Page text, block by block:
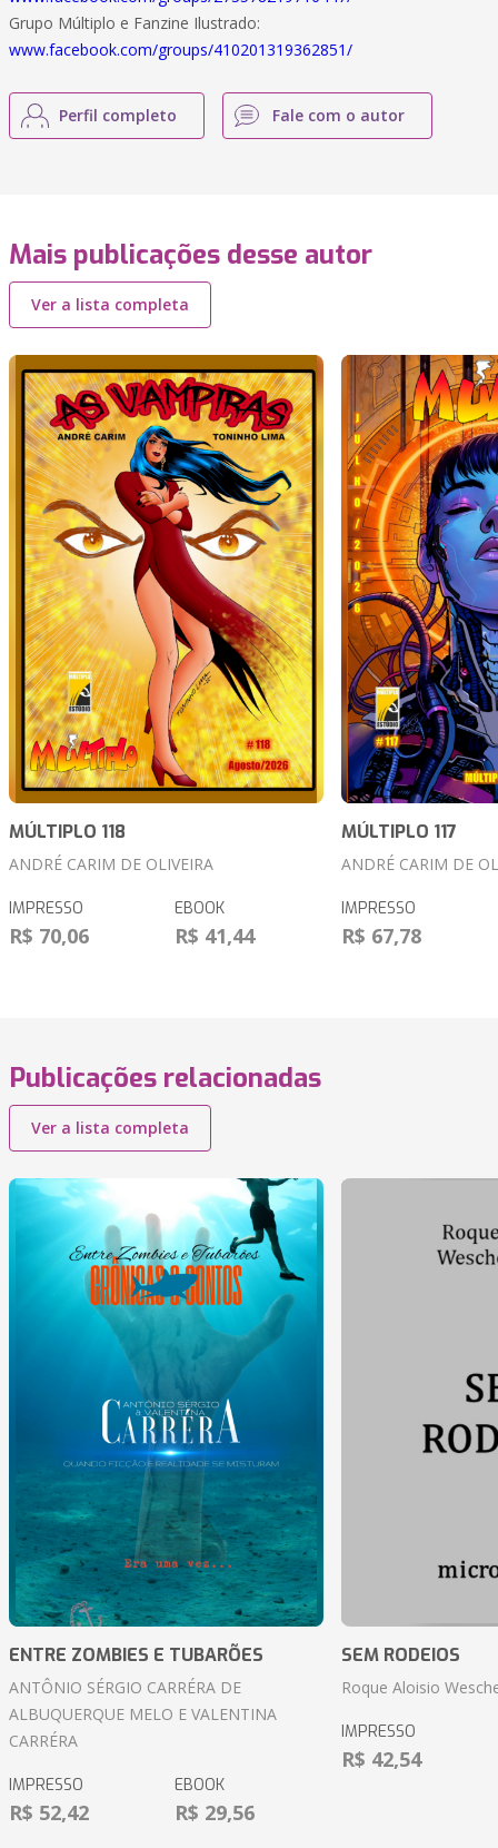
Grupo Múltiplo e Fanzine Ilustrado:
www.facebook.com/groups/410201319362851/
Perfil completo Fale com o autor
Mais publicações desse autor
Ver a lista completa
MÚLTIPLO 118
ANDRÉ CARIM DE OLIVEIRA
IMPRESSO
R$ 70,06
EBOOK
R$ 41,44
MÚLTIPLO 117
ANDRÉ CARIM DE
IMPRESSO
R$ 67,78
Publicações relacionadas
Ver a lista completa
ENTRE ZOMBIES E TUBARÕES
ANTÔNIO SÉRGIO CARRÉRA DE
ALBUQUERQUE MELO E VALENTINA
CARRÉRA
IMPRESSO
R$ 52,42
EBOOK
R$ 29,56
SEM RODEIOS
Roque Aloisio
IMPRESSO
R$ 42,54